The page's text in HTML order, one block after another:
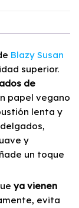
Blazy Susan
superior.
de
papel vegano
lenta y
y
un toque
ya vienen
evita